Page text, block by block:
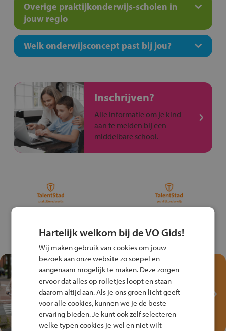
Overige praktijkonderwijs-scholen in
jouw regio
Welk onderwijsconcept past bij jou?
Inschrijven?
Alle informatie om je kind
aan te melden bij een
middelbare school.
Test je kennis met het
Fiets Veilig
Verkeersspel!
Speel het Fiets Veilig Verkeersspel
en win een Cortina-fiets!
Hartelijk welkom bij de VO Gids!
Wij maken gebruik van cookies om jouw
bezoek aan onze website zo soepel en
aangenaam mogelijk te maken. Deze zorgen
ervoor dat alles op rolletjes loopt en staan
daarom altijd aan. Als je ons groen licht geeft
voor alle cookies, kunnen we je de beste
ervaring bieden. Je kunt ook zelf selecteren
welke typen cookies je wel en niet wilt